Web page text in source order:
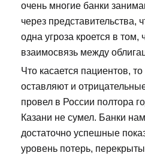
очень многие банки
через
одна угроза кроется в том,
взаимосвязь между
Что касается пациентов,
оставляют и
провел в России полтора
Казани не сумел. Банки
достаточно успешные
уровень потерь,